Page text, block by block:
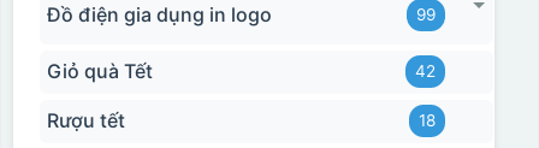
Đồ điện gia dụng in logo 99
Giỏ quà Tết 42
Rượu tết 18